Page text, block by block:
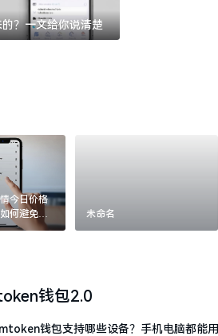
？一文给你说清楚
今日价格
何避免追
未命名
钱包2.0
钱包支持哪些设备？手机电脑都能用